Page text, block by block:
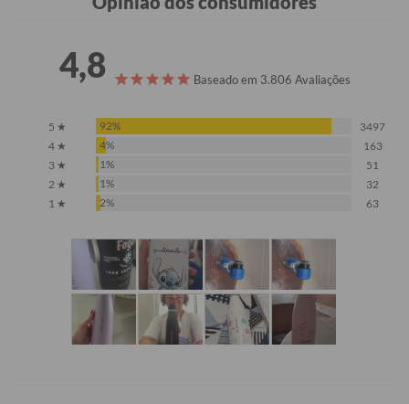
4,8 Baseado em 3.806 Avaliações
5 ★ 92%
3497
4 ★
4%
163
3 ★
1%
51
2 ★
1%
32
1 ★
2% 63